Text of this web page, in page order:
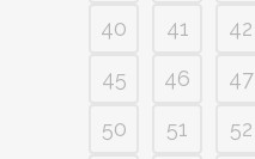
40
41 42
45
46 47
50
51 52